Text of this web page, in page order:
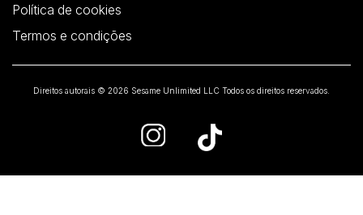
Política de cookies
Termos e condições
Direitos autorais © 2026 Sesame Unlimited LLC Todos os direitos reservados.